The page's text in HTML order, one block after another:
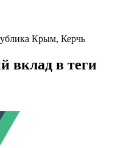
Крым, Керчь
вклад в теги